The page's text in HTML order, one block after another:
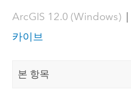
ArcGIS 12.0 (Windows)|
카이브
본 항목